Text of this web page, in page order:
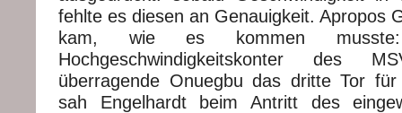
fehlte es diesen an Genauigkeit. Apropos
kam, wie es kommen
Hochgeschwindigkeitskonter des
überragende Onuegbu das dritte Tor
sah Engelhardt beim Antritt des